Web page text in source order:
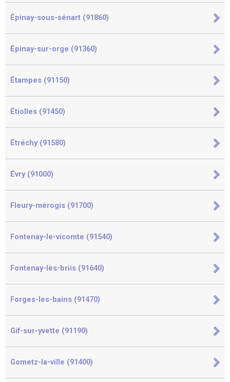
Épinay-sous-sénart (91860)
Épinay-sur-orge (91360)
Étampes (91150)
Étiolles (91450)
Étréchy (91580)
Évry (91000)
Fleury-mérogis (91700)
Fontenay-le-vicomte (91540)
Fontenay-lès-briis (91640)
Forges-les-bains (91470)
Gif-sur-yvette (91190)
Gometz-la-ville (91400)